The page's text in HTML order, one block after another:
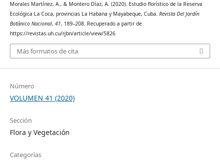
Morales Martínez, A., & Montero Díaz, A. (2020). Estudio florístico de la Reserva
Ecológica La Coca, provincias La Habana y Mayabeque, Cuba. Revista Del Jardín
Botánico Nacional, 41, 189–208. Recuperado a partir de
https://revistas.uh.cu/rjbn/article/view/5826
Más formatos de cita
Número
VOLUMEN 41 (2020)
Sección
Flora y Vegetación
Categorías